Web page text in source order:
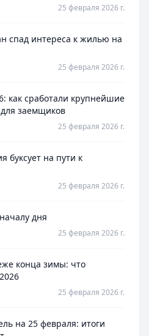
25 февраля 2026 г.
спад интереса к жилью на
25 февраля 2026 г.
как сработали крупнейшие
заемщиков
25 февраля 2026 г.
буксует на пути к
25 февраля 2026 г.
дня
25 февраля 2026 г.
конца зимы: что
25 февраля 2026 г.
на 25 февраля: итоги